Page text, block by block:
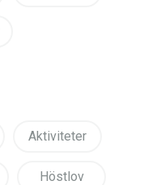
Aktiviteter
Höstlov